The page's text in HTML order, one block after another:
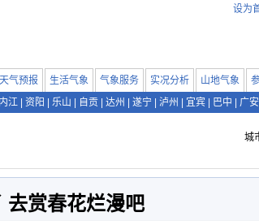
设为
天气预报 生活气象 气象服务 实况分析 山地气象
内江 资阳 乐山 自贡 达州 遂宁 泸州 宜宾 巴中 广安
城
去赏春花烂漫吧